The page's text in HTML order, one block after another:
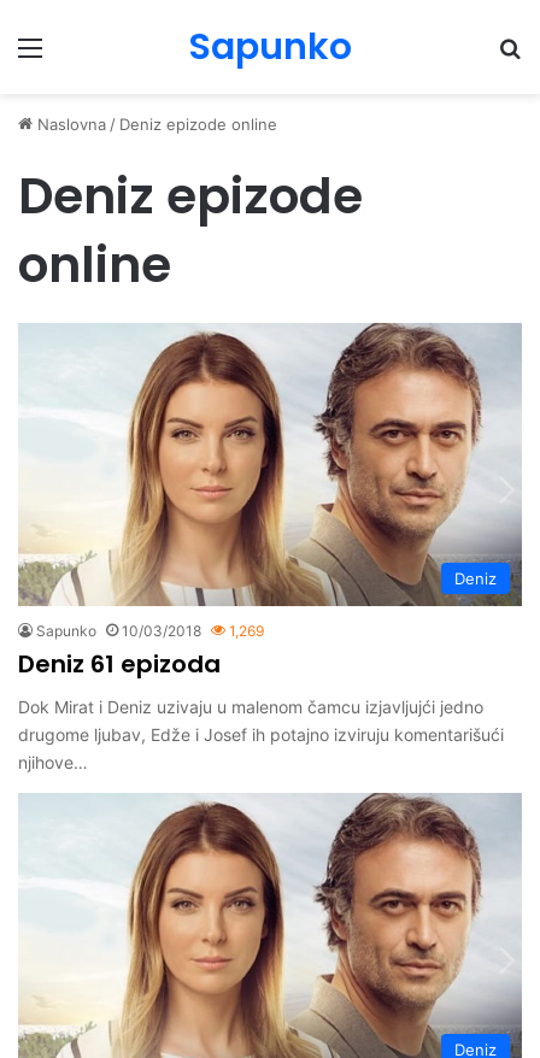
Menu Sapunko
Naslovna / Deniz epizode online
Deniz epizode
online
Deniz
Sapunko 10/03/2018 1,269
Deniz 61 epizoda
Dok Mirat i Deniz uzivaju u malenom čamcu izjavljujći jedno
drugome ljubav, Edže i Josef ih potajno izviruju komentarišući
njihove…
Deniz